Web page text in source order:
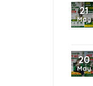
21
May
20
May